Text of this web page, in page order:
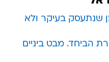
שנתעסק בעיקר ולא
הביחד. מבט ביניים